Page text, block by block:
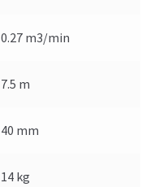
0.27 m3/min
7.5 m
40 mm
14 kg